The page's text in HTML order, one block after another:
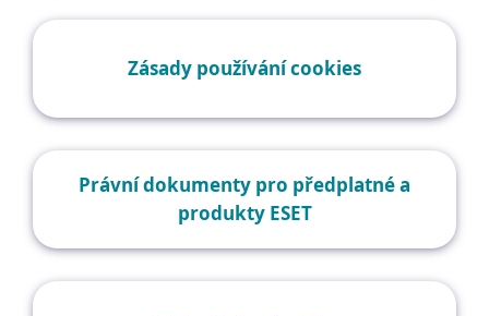
Zásady používání cookies
Právní dokumenty pro předplatné a
produkty ESET